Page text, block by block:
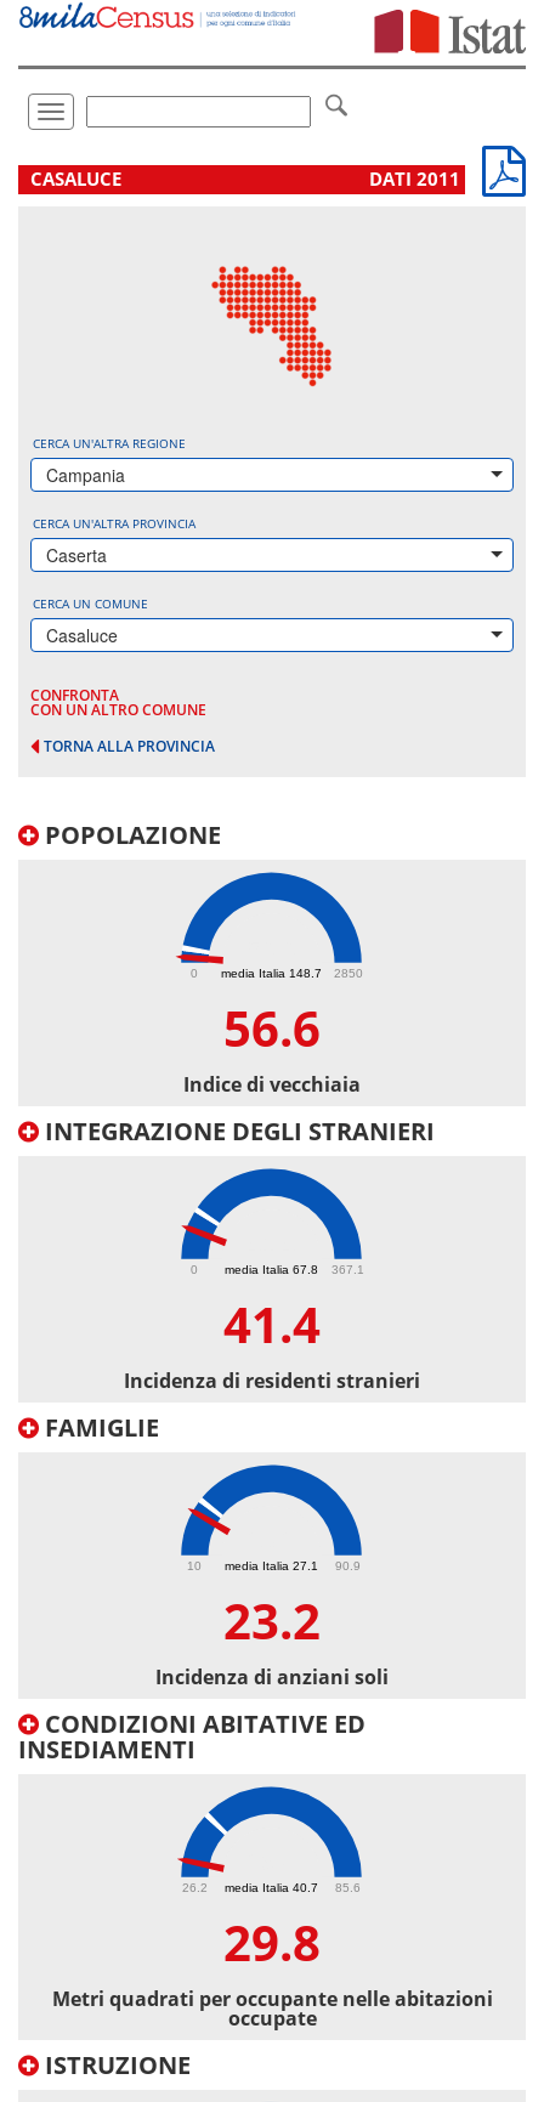
Vai
direttamente
Toggle
navigation
.
CASALUCE DATI 2011
CERCA UN'ALTRA REGIONE
Campania
CERCA UN'ALTRA PROVINCIA
Caserta
CERCA UN COMUNE
Casaluce
CONFRONTA
CON UN ALTRO COMUNE
TORNA ALLA PROVINCIA
POPOLAZIONE
media Italia 148.7
0 2850
56.6
Indice di vecchiaia
INTEGRAZIONE DEGLI STRANIERI
media Italia 67.8
0 367.1
41.4
Incidenza di residenti stranieri
FAMIGLIE
media Italia 27.1
10 90.9
23.2
Incidenza di anziani soli
CONDIZIONI ABITATIVE ED
INSEDIAMENTI
media Italia 40.7
26.2 85.6
29.8
Metri quadrati per occupante nelle abitazioni
occupate
ISTRUZIONE